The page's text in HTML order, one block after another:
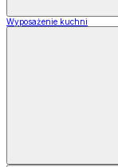
Wyposażenie kuchni